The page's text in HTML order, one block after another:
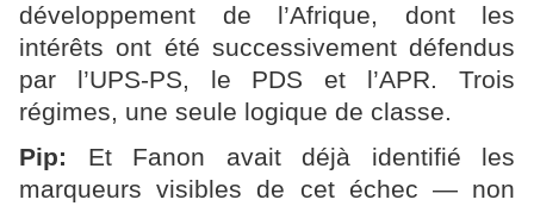
développement de l’Afrique, dont les
intérêts ont été successivement défendus
par l’UPS-PS, le PDS et l’APR. Trois
régimes, une seule logique de classe.
Pip: Et Fanon avait déjà identifié les
marqueurs visibles de cet échec — non